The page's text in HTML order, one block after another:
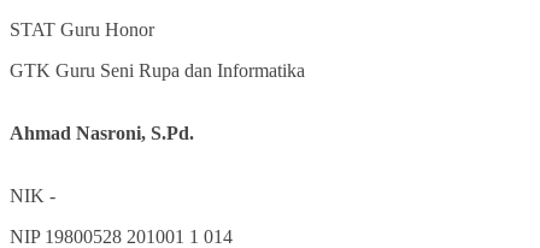
STAT Guru Honor
GTK Guru Seni Rupa dan Informatika
Ahmad Nasroni, S.Pd.
NIK -
NIP 19800528 201001 1 014